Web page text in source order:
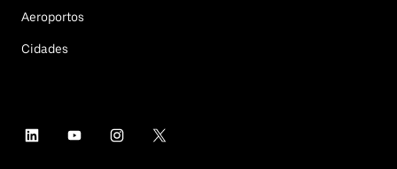
Aeroportos
Cidades